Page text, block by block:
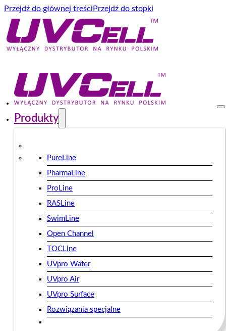
Przejdź do głównej treści Przejdź do stopki
Produkty
PureLine
PharmaLine
ProLine
RASLine
SwimLine
Open Channel
TOCLine
UVpro Water
UVpro Air
UVpro Surface
Rozwiązania specjalne